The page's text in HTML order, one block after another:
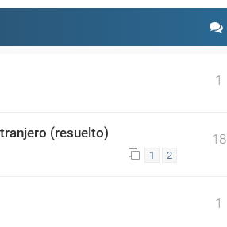
1
(resuelto)
1 2
18
1